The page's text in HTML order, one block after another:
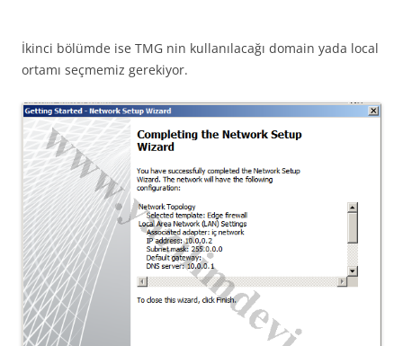
İkinci bölümde ise TMG nin kullanılacağı domain yada local
ortamı seçmemiz gerekiyor.